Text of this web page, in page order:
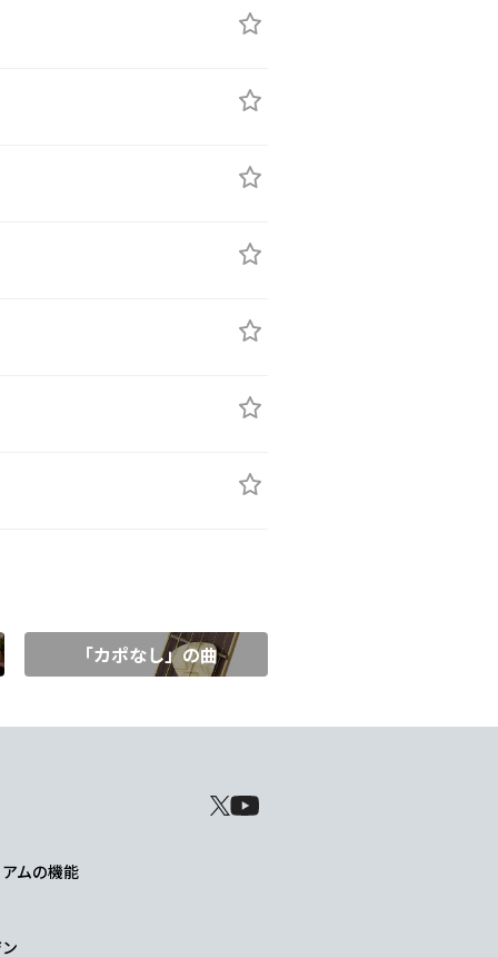
「カポなし」の曲
ムの機能